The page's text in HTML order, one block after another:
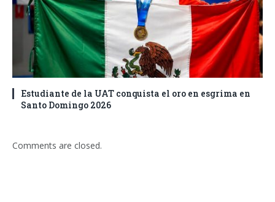
Estudiante de la UAT conquista el oro en esgrima en
Santo Domingo 2026
Comments are closed.